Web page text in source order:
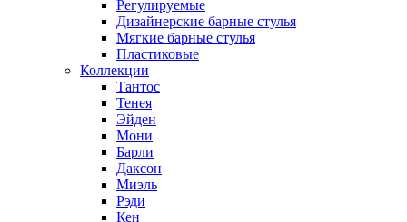
Регулируемые
Дизайнерские барные стулья
Мягкие барные стулья
Пластиковые
Коллекции
Тантос
Тенея
Эйден
Мони
Барли
Даксон
Миэль
Рэди
Кен